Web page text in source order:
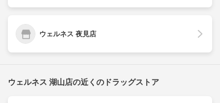
ウェルネス 夜見店
ウェルネス 湖山店の近くのドラッグストア